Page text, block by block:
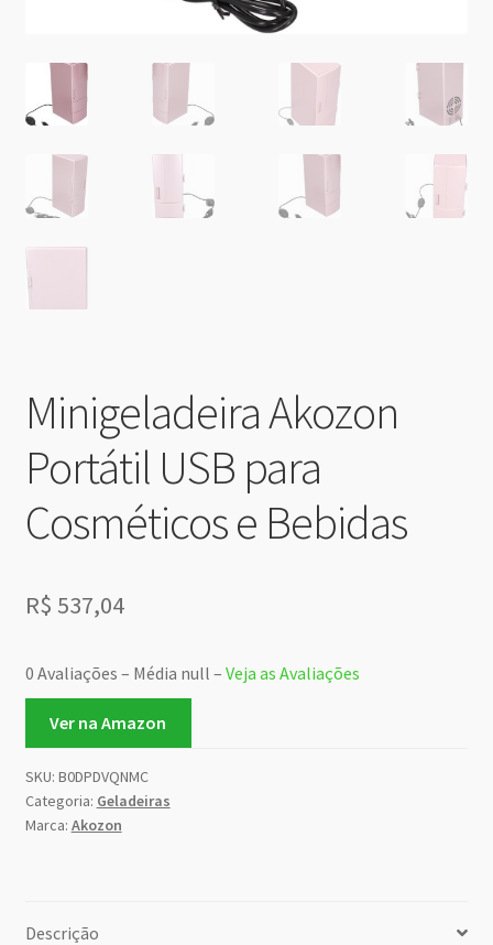
Minigeladeira Akozon
Portátil USB para
Cosméticos e Bebidas
R$ 537,04
0 Avaliações – Média null – Veja as Avaliações
Ver na Amazon
SKU: B0DPDVQNMC
Categoria: Geladeiras
Marca: Akozon
Descrição